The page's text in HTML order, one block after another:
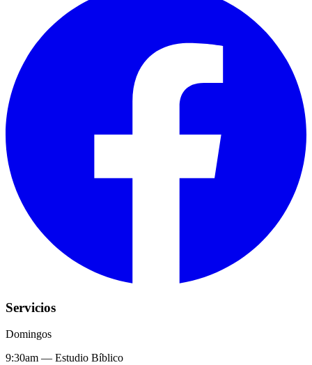
Servicios
Domingos
9:30am — Estudio Bíblico